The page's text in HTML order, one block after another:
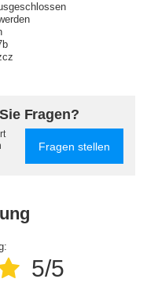
Fragen?
Fragen stellen
5/5